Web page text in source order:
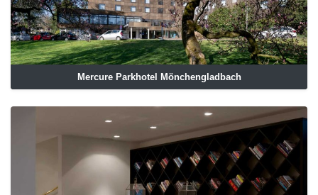
Mercure Parkhotel Mönchengladbach